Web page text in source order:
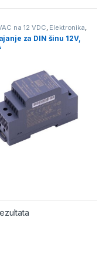
na 12 VDC, Elektronika,
za DIN šinu 12V,